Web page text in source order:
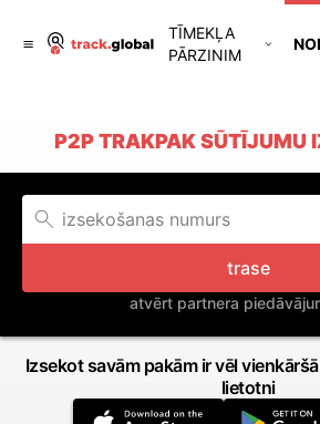
TĪMEKĻA
PĀRZINIM
P2P TRAKPAK SŪTĪJUMU
trase
atvērt partnera
Izsekot savām pakām ir vēl
lietotni